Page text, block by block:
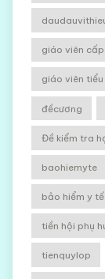
giáo viên
giáo viên
đềcương
Đề kiểm tra
baohiemyte
bảo hiểm y tế
tiền hội phụ
tienquylop